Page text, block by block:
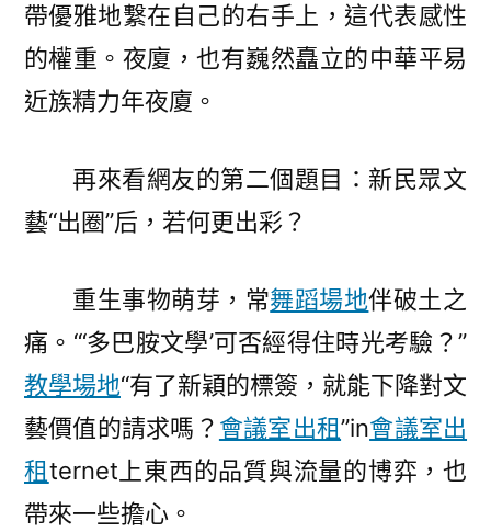
帶優雅地繫在自己的右手上，這代表感性
的權重。夜廈，也有巍然矗立的中華平易
近族精力年夜廈。
再來看網友的第二個題目：新民眾文
藝“出圈”后，若何更出彩？
重生事物萌芽，常舞蹈場地伴破土之
痛。“‘多巴胺文學’可否經得住時光考驗？”
教學場地“有了新穎的標簽，就能下降對文
藝價值的請求嗎？ 會議室出租”in會議室出
租ternet上東西的品質與流量的博弈，也
帶來一些擔心。